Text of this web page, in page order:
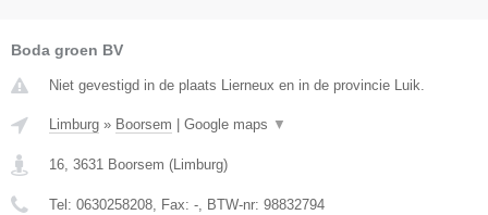
Boda groen BV
Niet gevestigd in de plaats Lierneux en in de provincie Luik.
Limburg » Boorsem Google maps ▼
16, 3631 Boorsem (Limburg)
Tel: 0630258208, Fax: -, BTW-nr: 98832794